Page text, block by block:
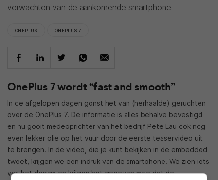
verwachten van de aankomende smartphone.
ONEPLUS ONEPLUS 7
OnePlus 7 wordt “fast and smooth”
In de afgelopen dagen gonst het van (herhaalde) geruchten
over de OnePlus 7. De informatie is alles behalve bevestigd
en nu gooit medeoprichter van het bedrijf Pete Lau ook nog
even lekker olie op het vuur door de eerste teaservideo uit
te brengen. In de video, die je kunt bekijken in de embedded
tweet, krijgen we een indruk van de smartphone. We zien iets
van het design en krijgen het gegeven mee dat de